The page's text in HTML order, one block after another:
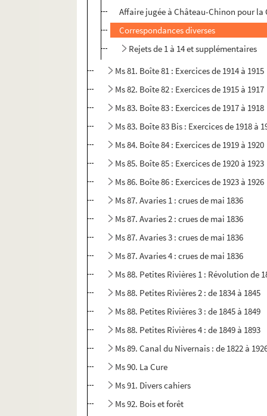
Affaire jugée à Château-Chinon pour la
Correspondances diverses
Rejets de 1 à 14 et supplémentaires
Ms 81. Boîte 81 : Exercices de 1914 à 1915
Ms 82. Boîte 82 : Exercices de 1915 à 1917
Ms 83. Boîte 83 : Exercices de 1917 à 1918
Ms 83. Boîte 83 Bis : Exercices de 1918 à
Ms 84. Boîte 84 : Exercices de 1919 à 1920
Ms 85. Boîte 85 : Exercices de 1920 à 1923
Ms 86. Boîte 86 : Exercices de 1923 à 1926
Ms 87. Avaries 1 : crues de mai 1836
Ms 87. Avaries 2 : crues de mai 1836
Ms 87. Avaries 3 : crues de mai 1836
Ms 87. Avaries 4 : crues de mai 1836
Ms 88. Petites Rivières 1 : Révolution de
Ms 88. Petites Rivières 2 : de 1834 à 1845
Ms 88. Petites Rivières 3 : de 1845 à 1849
Ms 88. Petites Rivières 4 : de 1849 à 1893
Ms 89. Canal du Nivernais : de 1822 à
Ms 90. La Cure
Ms 91. Divers cahiers
Ms 92. Bois et forêt